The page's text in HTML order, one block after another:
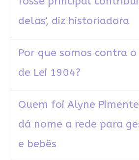
delas', diz historiadora
Por que somos contra
de Lei 1904?
Quem foi Alyne
dá nome a rede para
e bebês